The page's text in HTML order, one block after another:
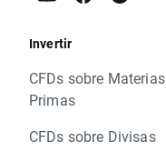
Invertir
CFDs sobre Materias
Primas
CFDs sobre Divisas